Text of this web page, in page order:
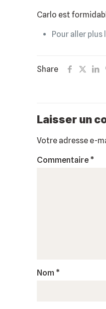
Carlo est
Pour aller
Share
Laisser un
Votre adresse e-
Commentaire *
Nom *